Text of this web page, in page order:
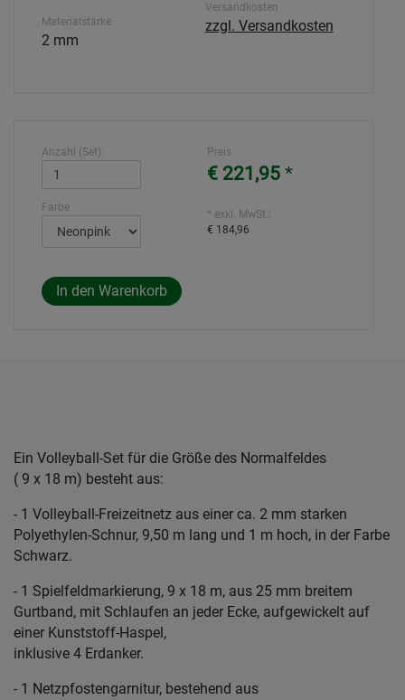
Materialstärke
2 mm
Versandkosten
zzgl. Versandkosten
Anzahl (Set):
Farbe
Preis
€ 221,95 *
* exkl. MwSt.:
€ 184,96
Ein Volleyball-Set für die Größe des Normalfeldes
( 9 x 18 m) besteht aus:
- 1 Volleyball-Freizeitnetz aus einer ca. 2 mm starken
Polyethylen-Schnur, 9,50 m lang und 1 m hoch, in der Farbe
Schwarz.
- 1 Spielfeldmarkierung, 9 x 18 m, aus 25 mm breitem
Gurtband, mit Schlaufen an jeder Ecke, aufgewickelt auf
einer Kunststoff-Haspel,
inklusive 4 Erdanker.
- 1 Netzpfostengarnitur, bestehend aus